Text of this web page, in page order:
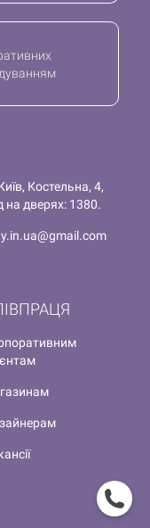
Костельна, 4,
на дверях: 1380.